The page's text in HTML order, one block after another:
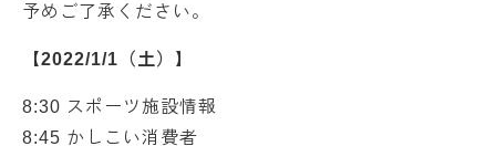
予めご了承ください。
【2022/1/1（土）】
8:30 スポーツ施設情報
8:45 かしこい消費者